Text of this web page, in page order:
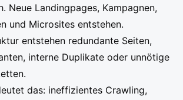
Neue Landingpages, Kampagnen,
und Microsites entstehen.
entstehen redundante Seiten,
interne Duplikate oder unnötige
das: ineffizientes Crawling,